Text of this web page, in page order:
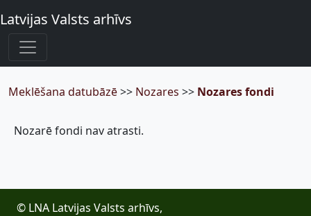
Latvijas Valsts arhīvs
Meklēšana datubāzē>> Nozares >> Nozares fondi
Nozarē fondi nav atrasti.
© LNA Latvijas Valsts arhīvs,